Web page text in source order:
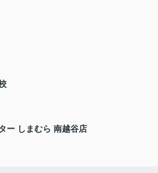
ー しまむら 南越谷店